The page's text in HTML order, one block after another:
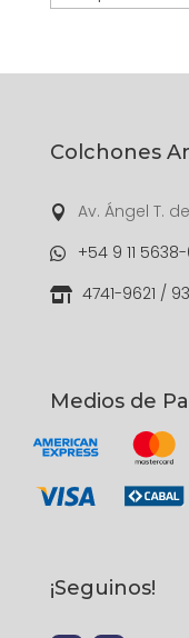
Colchones
 Av. Ángel T.
 +54 9 11
 4741-9621 /
Medios de
¡Seguinos!